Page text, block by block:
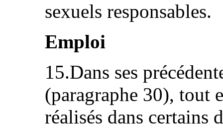
sexuels responsables.
Emploi
15.Dans ses
(paragraphe 30), tout
réalisés dans certains